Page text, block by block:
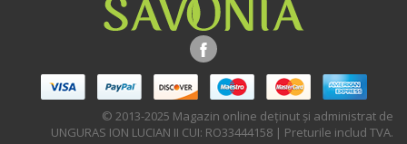
© 2013-2025 Magazin online deţinut şi administrat de
UNGURAS ION LUCIAN II CUI: RO33444158 | Preturile includ TVA.